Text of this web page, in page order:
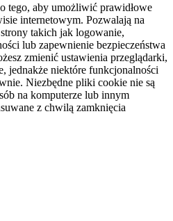
tego, aby umożliwić prawidłowe
internetowym. Pozwalają na
takich jak logowanie,
lub zapewnienie bezpieczeństwa
zmienić ustawienia przeglądarki,
jednakże niektóre funkcjonalności
Niezbędne pliki cookie nie są
na komputerze lub innym
z chwilą zamknięcia